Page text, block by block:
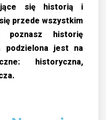
się historią i
przede wszystkim
historię
podzielona jest na
historyczna,